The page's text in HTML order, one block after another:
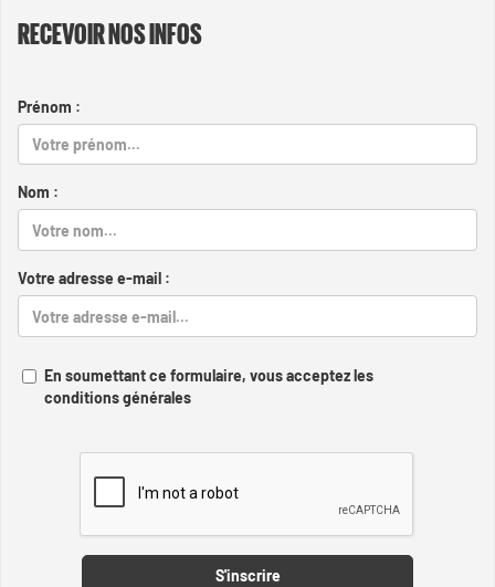
RECEVOIR NOS INFOS
Prénom :
Nom :
Votre adresse e-mail :
En soumettant ce formulaire, vous acceptez les
conditions générales
S'inscrire